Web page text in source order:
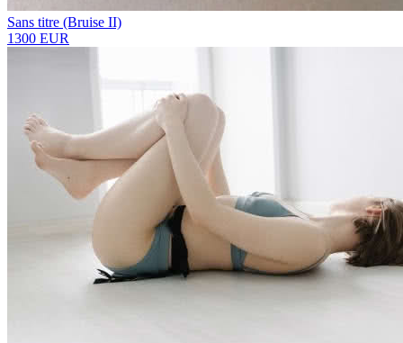
Sans titre (Bruise II)
1300 EUR